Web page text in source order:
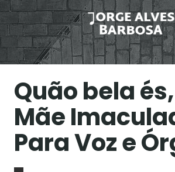
Skip
to
content
Quão bela
Mãe
Para Voz e